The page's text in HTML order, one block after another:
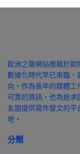
歐洲之聲網站根植於歐
數據化時代早已來臨，
向。作為長年的媒體
可靠的資訊，也為追求
友朋提供寫作發文的平
地。
分類